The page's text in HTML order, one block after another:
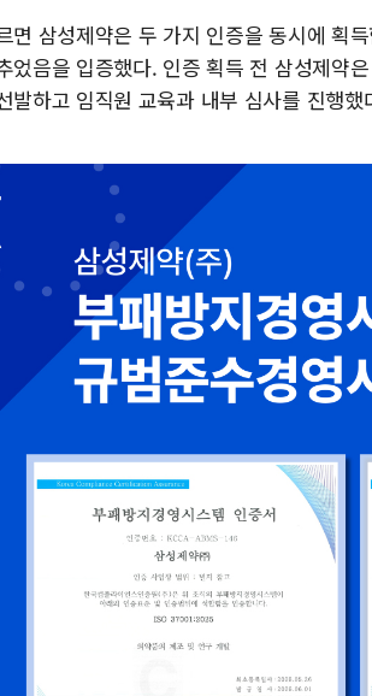
면 삼성제약은 두 가지 인증을 동시에 획
었음을 입증했다. 인증 획득 전 삼성제약
발하고 임직원 교육과 내부 심사를 진행했